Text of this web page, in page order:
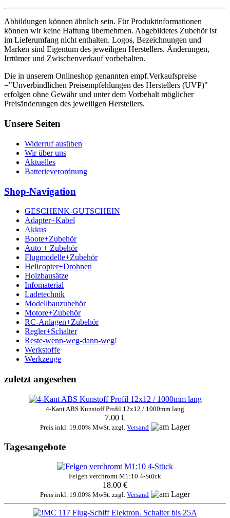
Abbildungen können ähnlich sein. Für Produktinformationen
können wir keine Haftung übernehmen. Abgebildetes Zubehör ist
im Lieferumfang nicht enthalten. Logos, Bezeichnungen und
Marken sind Eigentum des jeweiligen Herstellers. Änderungen,
Irrtümer und Zwischenverkauf vorbehalten.
Die in unserem Onlineshop genannten empf.Verkaufspreise
="Unverbindlichen Preisempfehlungen des Herstellers (UVP)"
erfolgen ohne Gewähr und unter dem Vorbehalt möglicher
Preisänderungen des jeweiligen Herstellers.
Unsere Seiten
Widerruf ausüben
Wir über uns
Aktuelles
Batterieverordnung
Shop-Navigation
GESCHENK-GUTSCHEIN
Adapter+Kabel
Akkus
Boote+Zubehör
Auto + Zubehör
Flugmodelle+Zubehör
Helicopter+Drohnen
Holzbausätze
Infomaterial
Ladetechnik
Modellbauzubehör
Motore+Zubehör
RC-Anlagen+Zubehör
Regler+Schalter
Reste-wenn-weg-dann-weg!
Werkstoffe
Werkzeuge
zuletzt angesehen
4-Kant ABS Kunstoff Profil 12x12 / 1000mm lang
7.00 €
Preis inkl. 19.00% MwSt. zzgl. Versand
Tagesangebote
Felgen verchromt M1:10 4-Stück
18.00 €
Preis inkl. 19.00% MwSt. zzgl. Versand